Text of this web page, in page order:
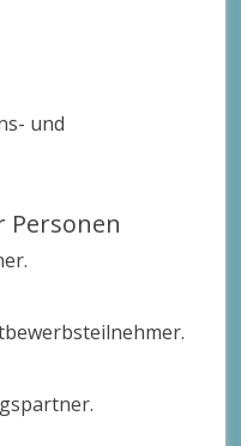
und
Personen